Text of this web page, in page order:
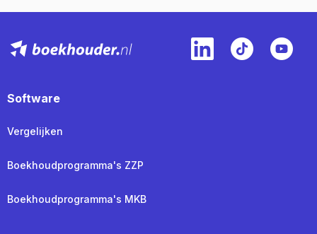
Software
Vergelijken
Boekhoudprogramma's ZZP
Boekhoudprogramma's MKB